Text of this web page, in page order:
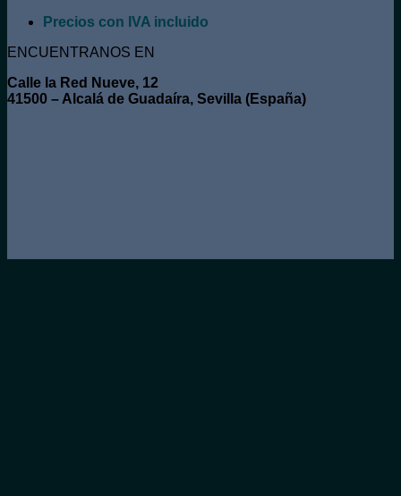
Precios con IVA incluido
ENCUENTRANOS EN
Calle la Red Nueve, 12
41500 – Alcalá de Guadaíra, Sevilla (España)